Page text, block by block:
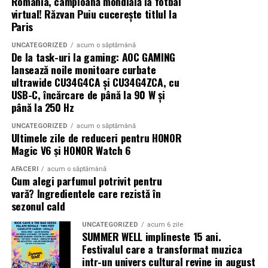
Participantii minori trebuie sa aiba asupra lor
documentele necesare de identificare, iar cei cu varsta
de peste 12 ani trebuie sa prezinte si declaratia
completata si semnata de parinte sau tutorele legal.
Toti participantii vor fi supusi unui control de securitate
la intrare. Refuzul acestuia atrage imposibilitatea
accesului in festival.
De asemenea, Summer Well promoveaza un mediu sigur
si responsabil, iar consumul de substante interzise este
strict interzis.
Regulamentul complet, impreuna cu lista obiectelor
permise si interzise, poate fi consultat pe site-ul oficial
al festivalului.
Un festival construitimpreuna cu partenerii sai
Flow și asistentul de cercetare NotebookLM.
virtual! Răzvan Puiu cucerește titlul la
Paris
UNCATEGORIZED acum o săptămână
De la task-uri la gaming: AOC GAMING
lansează noile monitoare curbate
ultrawide CU34G4CA și CU34G4ZCA, cu
USB-C, încărcare de până la 90 W și
până la 250 Hz
UNCATEGORIZED acum o săptămână
Ultimele zile de reduceri pentru HONOR
Magic V6 și HONOR Watch 6
AFACERI acum o săptămână
Cum alegi parfumul potrivit pentru
vară? Ingredientele care rezistă în
sezonul cald
UNCATEGORIZED acum 6 zile
SUMMER WELL implineste 15 ani.
Festivalul care a transformat muzica
intr-un univers cultural revine in august